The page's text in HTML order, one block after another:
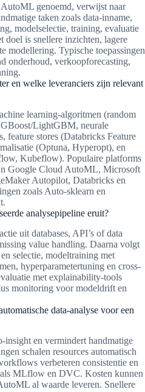
genoemd, verwijst naar
taken zoals data-inname,
modelselectie, training, evaluatie
doel is snellere inzichten, lagere
modellering. Typische toepassingen
onderhoud, verkoopforecasting,
en welke leveranciers zijn relevant
learning-algoritmen (random
LightGBM, neurale
stores (Databricks Feature
(Optuna, Hyperopt), en
Kubeflow). Populaire platforms
Google Cloud AutoML, Microsoft
Autopilot, Databricks en
zoals Auto-sklearn en
analysepipeline eruit?
uit databases, API’s of data
value handling. Daarna volgt
selectie, modeltraining met
hyperparametertuning en cross-
met explainability-tools
monitoring voor modeldrift en
data-analyse voor een
en vermindert handmatige
schalen resources automatisch
verbeteren consistentie en
MLflow en DVC. Kosten kunnen
al waarde leveren. Snellere